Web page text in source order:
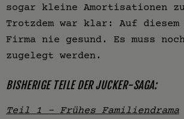
sogar kleine Amortisationen
Trotzdem war klar: Auf diesem
Firma nie gesund. Es muss
zugelegt werden.
BISHERIGE TEILE DER JUCKER-SAGA:
Teil 1 – Frühes Familiendrama